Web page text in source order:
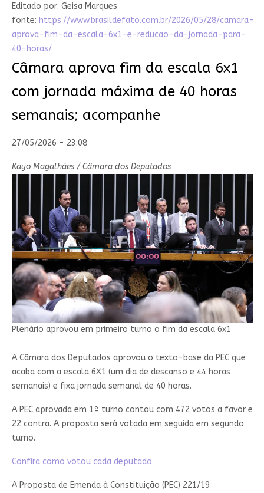
Editado por: Geisa Marques
fonte: https://www.brasildefato.com.br/2026/05/28/camara-
aprova-fim-da-escala-6x1-e-reducao-da-jornada-para-
40-horas/
Câmara aprova fim da escala 6x1
com jornada máxima de 40 horas
semanais; acompanhe
27/05/2026 - 23:08
Kayo Magalhães / Câmara dos Deputados
Plenário aprovou em primeiro turno o fim da escala 6x1
A Câmara dos Deputados aprovou o texto-base da PEC que
acaba com a escala 6X1 (um dia de descanso e 44 horas
semanais) e fixa jornada semanal de 40 horas.
A PEC aprovada em 1º turno contou com 472 votos a favor e
22 contra. A proposta será votada em seguida em segundo
turno.
Confira como votou cada deputado
A Proposta de Emenda à Constituição (PEC) 221/19